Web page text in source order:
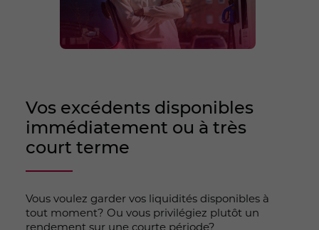
Vos excédents disponibles
immédiatement ou à très
court terme
Vous voulez garder vos liquidités disponibles à
tout moment? Ou vous privilégiez plutôt un
rendement sur une courte période?